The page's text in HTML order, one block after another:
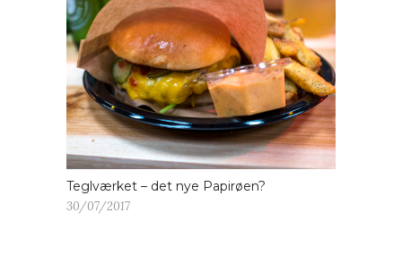
Teglværket – det nye Papirøen?
30/07/2017